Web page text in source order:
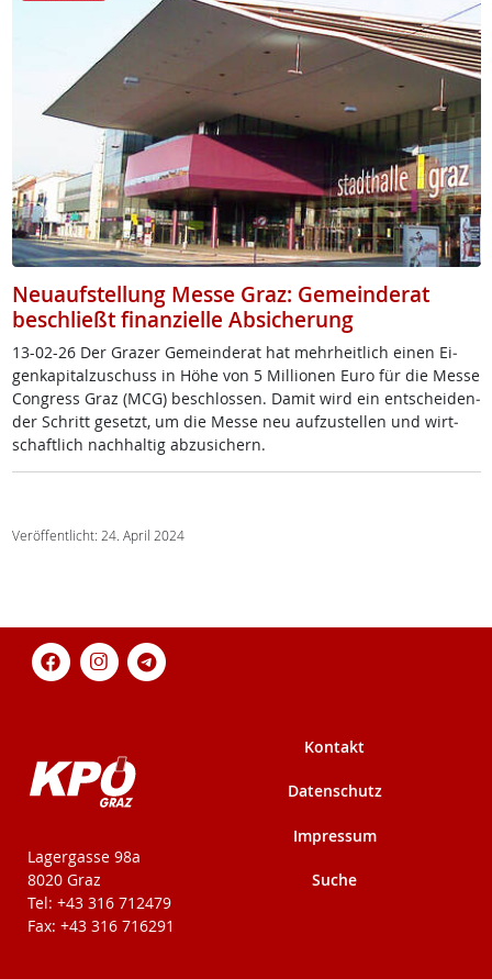
Neuaufstellung Messe Graz: Gemeinderat
beschließt finanzielle Absicherung
13-02-26 Der Gra­zer Ge­mein­de­rat hat mehr­heit­lich ei­nen Ei­
gen­ka­pi­tal­zu­schuss in Höhe von 5 Mil­lio­nen Eu­ro für die Mes­se
Con­gress Graz (MCG) be­sch­los­sen. Da­mit wird ein ent­schei­den­
der Schritt ge­setzt, um die Mes­se neu auf­zu­s­tel­len und wirt­
schaft­lich nach­hal­tig ab­zu­si­chern.
Veröffentlicht: 24. April 2024
KPÖ-Steiermark
Lagergasse 98a
8020 Graz
Tel: +43 316 712479
Fax: +43 316 716291
Kontakt
Datenschutz
Impressum
Suche